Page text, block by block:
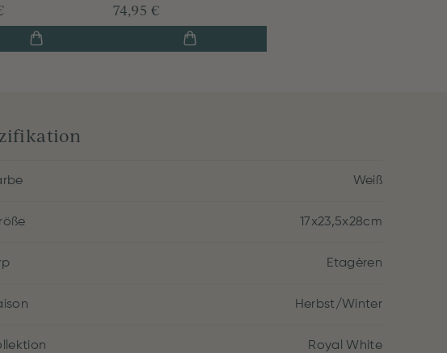
74,95 €
Weiß
17x23,5x28cm
Etagèren
Herbst/Winter
Royal White